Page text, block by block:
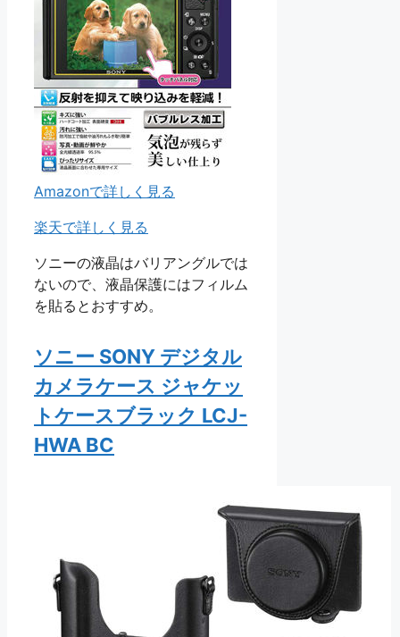
Amazonで詳しく見る
楽天で詳しく見る
ソニーの液晶はバリアングルでは
ないので、液晶保護にはフィルム
を貼るとおすすめ。
ソニー SONY デジタル
カメラケース ジャケッ
トケースブラック LCJ-
HWA BC